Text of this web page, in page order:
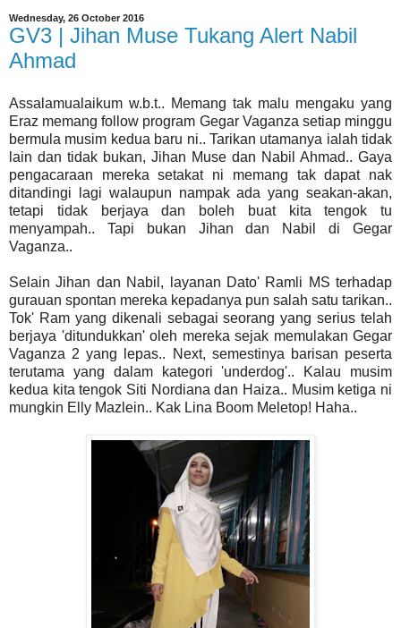
Wednesday, 26 October 2016
GV3 | Jihan Muse Tukang Alert Nabil
Ahmad
Assalamualaikum w.b.t.. Memang tak malu mengaku yang
Eraz memang follow program Gegar Vaganza setiap minggu
bermula musim kedua baru ni.. Tarikan utamanya ialah tidak
lain dan tidak bukan, Jihan Muse dan Nabil Ahmad.. Gaya
pengacaraan mereka setakat ni memang tak dapat nak
ditandingi lagi walaupun nampak ada yang seakan-akan,
tetapi tidak berjaya dan boleh buat kita tengok tu
menyampah.. Tapi bukan Jihan dan Nabil di Gegar
Vaganza..
Selain Jihan dan Nabil, layanan Dato' Ramli MS terhadap
gurauan spontan mereka kepadanya pun salah satu tarikan..
Tok' Ram yang dikenali sebagai seorang yang serius telah
berjaya 'ditundukkan' oleh mereka sejak memulakan Gegar
Vaganza 2 yang lepas.. Next, semestinya barisan peserta
terutama yang dalam kategori 'underdog'.. Kalau musim
kedua kita tengok Siti Nordiana dan Haiza.. Musim ketiga ni
mungkin Elly Mazlein.. Kak Lina Boom Meletop! Haha..